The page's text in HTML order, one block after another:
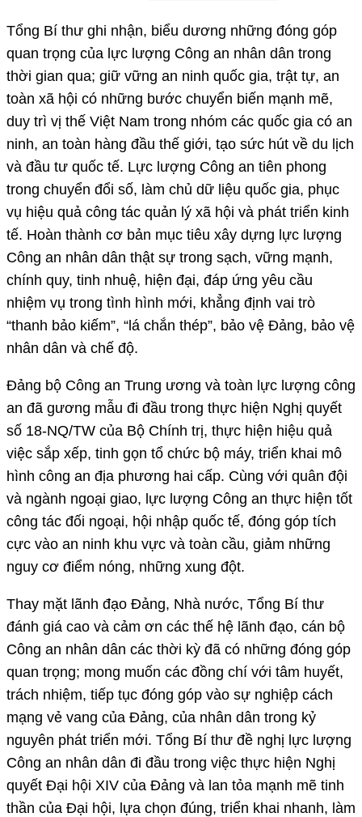
Tổng Bí thư ghi nhận, biểu dương những đóng góp
quan trọng của lực lượng Công an nhân dân trong
thời gian qua; giữ vững an ninh quốc gia, trật tự, an
toàn xã hội có những bước chuyển biến mạnh mẽ,
duy trì vị thế Việt Nam trong nhóm các quốc gia có an
ninh, an toàn hàng đầu thế giới, tạo sức hút về du lịch
và đầu tư quốc tế. Lực lượng Công an tiên phong
trong chuyển đổi số, làm chủ dữ liệu quốc gia, phục
vụ hiệu quả công tác quản lý xã hội và phát triển kinh
tế. Hoàn thành cơ bản mục tiêu xây dựng lực lượng
Công an nhân dân thật sự trong sạch, vững mạnh,
chính quy, tinh nhuệ, hiện đại, đáp ứng yêu cầu
nhiệm vụ trong tình hình mới, khẳng định vai trò
“thanh bảo kiếm”, “lá chắn thép”, bảo vệ Đảng, bảo vệ
nhân dân và chế độ.
Đảng bộ Công an Trung ương và toàn lực lượng công
an đã gương mẫu đi đầu trong thực hiện Nghị quyết
số 18-NQ/TW của Bộ Chính trị, thực hiện hiệu quả
việc sắp xếp, tinh gọn tổ chức bộ máy, triển khai mô
hình công an địa phương hai cấp. Cùng với quân đội
và ngành ngoại giao, lực lượng Công an thực hiện tốt
công tác đối ngoại, hội nhập quốc tế, đóng góp tích
cực vào an ninh khu vực và toàn cầu, giảm những
nguy cơ điểm nóng, những xung đột.
Thay mặt lãnh đạo Đảng, Nhà nước, Tổng Bí thư
đánh giá cao và cảm ơn các thế hệ lãnh đạo, cán bộ
Công an nhân dân các thời kỳ đã có những đóng góp
quan trọng; mong muốn các đồng chí với tâm huyết,
trách nhiệm, tiếp tục đóng góp vào sự nghiệp cách
mạng vẻ vang của Đảng, của nhân dân trong kỷ
nguyên phát triển mới. Tổng Bí thư đề nghị lực lượng
Công an nhân dân đi đầu trong việc thực hiện Nghị
quyết Đại hội XIV của Đảng và lan tỏa mạnh mẽ tinh
thần của Đại hội, lựa chọn đúng, triển khai nhanh, làm